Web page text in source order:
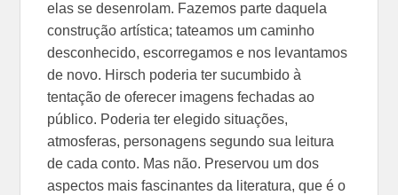
elas se desenrolam. Fazemos parte daquela
construção artística; tateamos um caminho
desconhecido, escorregamos e nos levantamos
de novo. Hirsch poderia ter sucumbido à
tentação de oferecer imagens fechadas ao
público. Poderia ter elegido situações,
atmosferas, personagens segundo sua leitura
de cada conto. Mas não. Preservou um dos
aspectos mais fascinantes da literatura, que é o